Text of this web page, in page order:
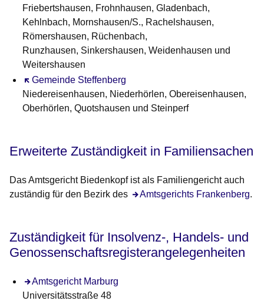
Friebertshausen, Frohnhausen, Gladenbach,
Kehlnbach, Mornshausen/S., Rachelshausen,
Römershausen, Rüchenbach,
Runzhausen, Sinkershausen, Weidenhausen und
Weitershausen
Gemeinde Steffenberg
Öffnet sich in einem neuen Fenster
Niedereisenhausen, Niederhörlen, Obereisenhausen,
Oberhörlen, Quotshausen und Steinperf
Erweiterte Zuständigkeit in Familiensachen
Das Amtsgericht Biedenkopf ist als Familiengericht auch
zuständig für den Bezirk des
Amtsgerichts Frankenberg.
Zuständigkeit für Insolvenz-, Handels- und
Genossenschaftsregisterangelegenheiten
Amtsgericht Marburg
Universitätsstraße 48